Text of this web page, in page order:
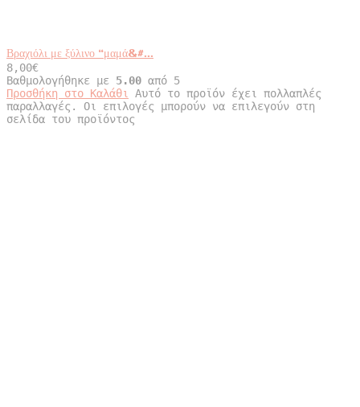
Βραχιόλι με ξύλινο “μαμά&#...
8,00€
Βαθμολογήθηκε με 5.00 από 5
Προσθήκη στο Καλάθι
Αυτό το προϊόν έχει πολλαπλές
παραλλαγές. Οι επιλογές μπορούν να επιλεγούν στη
σελίδα του προϊόντος